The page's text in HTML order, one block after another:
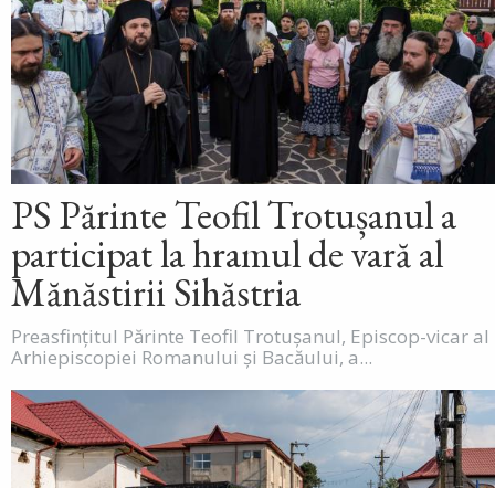
PS Părinte Teofil Trotușanul a
participat la hramul de vară al
Mănăstirii Sihăstria
Preasfințitul Părinte Teofil Trotușanul, Episcop-vicar al
Arhiepiscopiei Romanului și Bacăului, a...